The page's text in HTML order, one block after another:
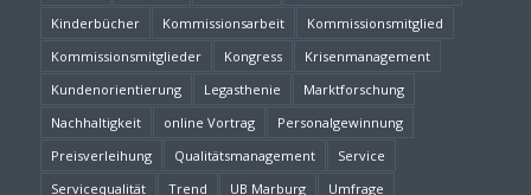
Kinderbücher
Kommissionsarbeit
Kommissionsmitglied
Kommissionsmitglieder
Kongress
Krisenmanagement
Kundenorientierung
Legasthenie
Marktforschung
Nachhaltigkeit
online Vortrag
Personalgewinnung
Preisverleihung
Qualitätsmanagement
Service
Servicequalität
Trend UB Marburg Umfrage